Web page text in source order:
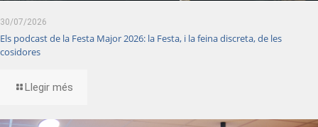
30/07/2026
Els podcast de la Festa Major 2026: la Festa, i la feina discreta, de les
cosidores
Llegir més